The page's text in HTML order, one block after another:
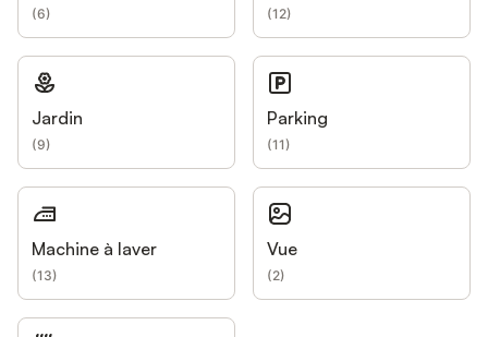
(6) (12)
Jardin
(9)
Parking
(11)
Machine à laver
(13)
Vue
(2)